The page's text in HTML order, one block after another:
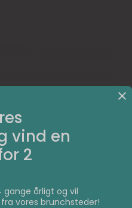
vind en
2
årligt og vil
vores brunchsteder!
ikke skal føle dig